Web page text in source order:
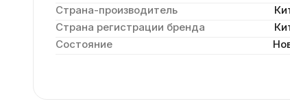
Страна-производитель
Страна регистрации бренда
Состояние